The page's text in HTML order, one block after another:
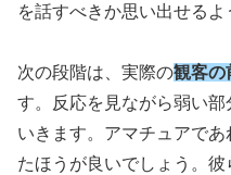
を話すべきか思い出せるよ
次の段階は、実際の観客の
す。反応を見ながら弱い
いきます。アマチュアで
たほうが良いでしょう。